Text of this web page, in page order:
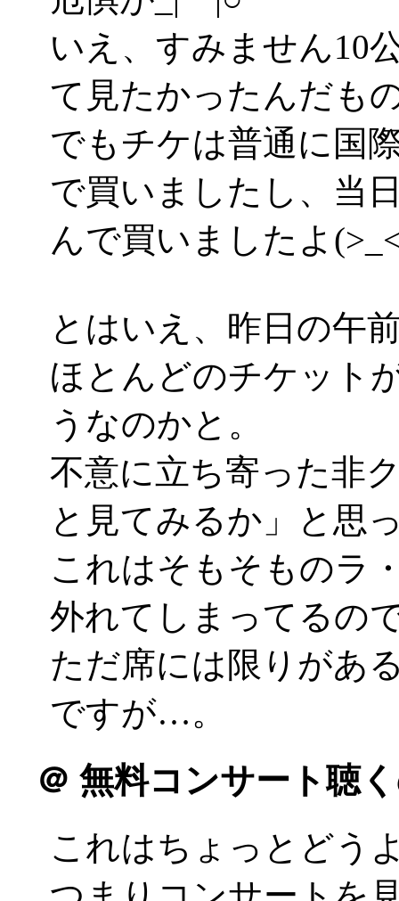
いえ、すみません10
て見たかったんだも
でもチケは普通に国
で買いましたし、当
んで買いましたよ
とはいえ、昨日の午
ほとんどのチケット
うなのかと。
不意に立ち寄った非
と見てみるか」と思
これはそもそものラ
外れてしまってるの
ただ席には限りがあ
ですが…。
＠ 無料コンサート聴
これはちょっとどう